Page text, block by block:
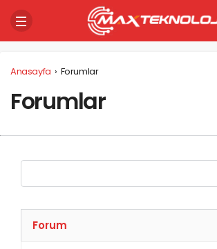
Anasayfa › Forumlar
Forumlar
Forum